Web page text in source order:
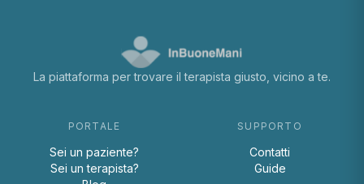
La piattaforma per trovare il terapista giusto, vicino a te.
PORTALE
Sei un paziente?
Sei un terapista?
SUPPORTO
Contatti
Guide